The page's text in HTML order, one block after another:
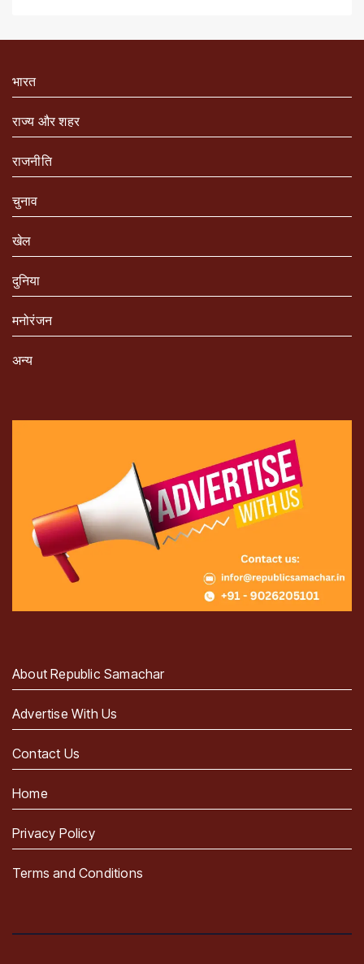
भारत
राज्य और शहर
राजनीति
चुनाव
खेल
दुनिया
मनोरंजन
अन्य
About Republic Samachar
Advertise With Us
Contact Us
Home
Privacy Policy
Terms and Conditions